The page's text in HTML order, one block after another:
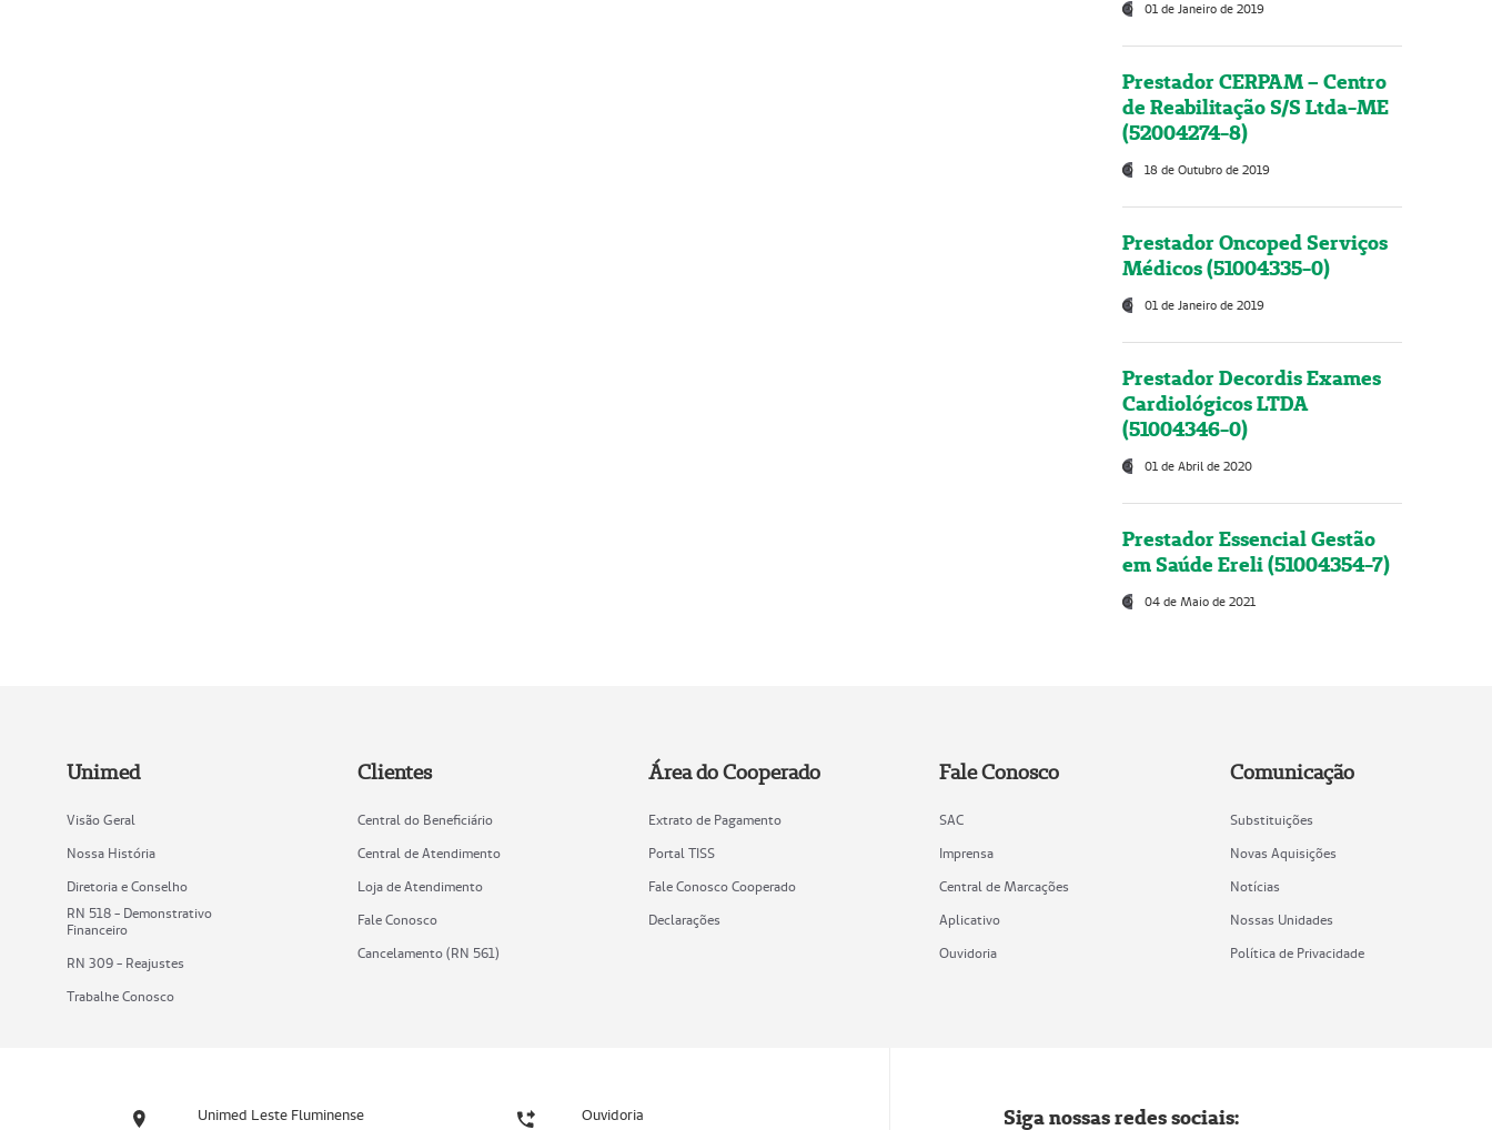
01 de Janeiro de 2019
Prestador CERPAM – Centro
de Reabilitação S/S Ltda-ME
(52004274-8)
18 de Outubro de 2019
Prestador Oncoped Serviços
Médicos (51004335-0)
01 de Janeiro de 2019
Prestador Decordis Exames
Cardiológicos LTDA
(51004346-0)
01 de Abril de 2020
Prestador Essencial Gestão
em Saúde Ereli (51004354-7)
04 de Maio de 2021
Unimed
Visão Geral
Nossa História
Diretoria e Conselho
RN 518 - Demonstrativo
Financeiro
RN 309 - Reajustes
Trabalhe Conosco
Clientes
Central do Beneficiário
Central de Atendimento
Loja de Atendimento
Fale Conosco
Cancelamento (RN 561)
Área do Cooperado
Extrato de Pagamento
Portal TISS
Fale Conosco Cooperado
Declarações
Fale Conosco
SAC
Imprensa
Central de Marcações
Aplicativo
Ouvidoria
Comunicação
Substituições
Novas Aquisições
Notícias
Nossas Unidades
Política de Privacidade
Unimed Leste Fluminense Ouvidoria Siga nossas redes sociais: